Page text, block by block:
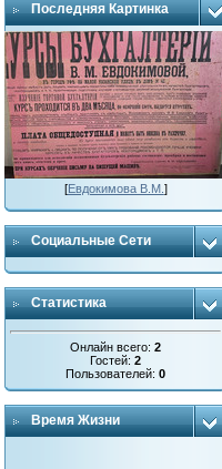
Последняя Картинка
[Евдокимова В.М. ]
Социальные Сети
Статистика
Онлайн всего:2
Гостей:2
Пользователей:0
Время Жизни